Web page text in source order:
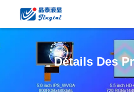
Détails Des